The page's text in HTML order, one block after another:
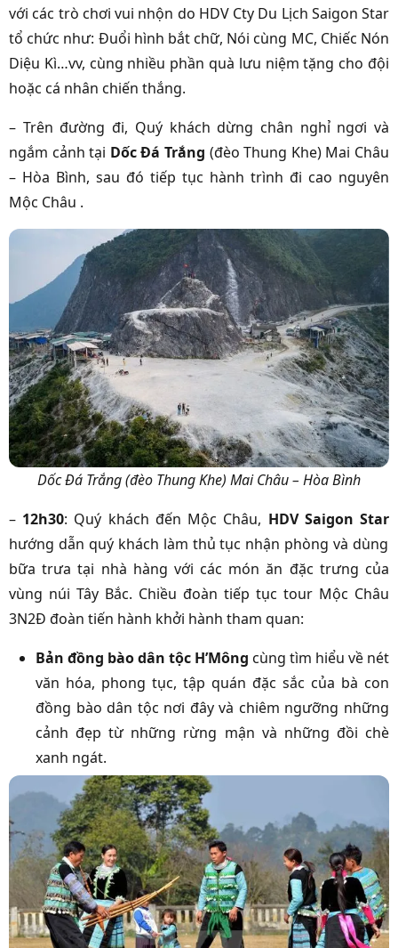
với các trò chơi vui nhộn do HDV Cty Du Lịch Saigon Star
tổ chức như: Đuổi hình bắt chữ, Nói cùng MC, Chiếc Nón
Diệu Kì…vv, cùng nhiều phần quà lưu niệm tặng cho đội
hoặc cá nhân chiến thắng.
– Trên đường đi, Quý khách dừng chân nghỉ ngơi và
ngắm cảnh tại Dốc Đá Trắng (đèo Thung Khe) Mai Châu
– Hòa Bình, sau đó tiếp tục hành trình đi cao nguyên
Mộc Châu .
Dốc Đá Trắng(đèo Thung Khe) Mai Châu – Hòa Bình
– 12h30: Quý khách đến Mộc Châu, HDV Saigon Star
hướng dẫn quý khách làm thủ tục nhận phòng và dùng
bữa trưa tại nhà hàng với các món ăn đặc trưng của
vùng núi Tây Bắc. Chiều đoàn tiếp tục tour Mộc Châu
3N2Đ đoàn tiến hành khởi hành tham quan:
Bản đồng bào dân tộc H’Mông cùng tìm hiểu về nét
văn hóa, phong tục, tập quán đặc sắc của bà con
đồng bào dân tộc nơi đây và chiêm ngưỡng những
cảnh đẹp từ những rừng mận và những đồi chè
xanh ngát.